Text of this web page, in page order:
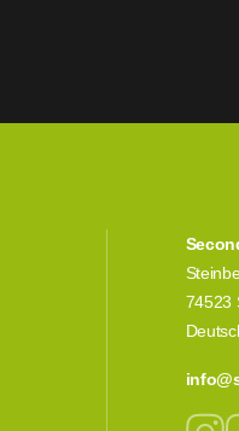
74523